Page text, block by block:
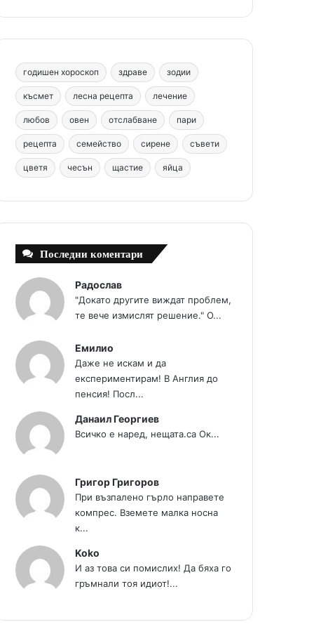
o
o
k
r
e
s
t
b
e
g
r
a
m
m
годишен хороскоп здраве зодии
късмет лесна рецепта лечение
любов овен отслабване пари
рецепта семейство сирене съвети
цветя чесън щастие яйца
Последни коментари
Радослав
"Докато другите виждат проблем,
те вече измислят решение." О...
Емилио
Даже не искам и да
експериментирам! В Англия до
пенсия! Посл...
Данаил Георгиев
Всичко е наред, нещата.са Ок...
Григор Григоров
При възпалено гърло направете
компрес. Вземете малка носна
к...
Koko
И аз това си помислих! Да бяха го
гръмнали тоя идиот!...